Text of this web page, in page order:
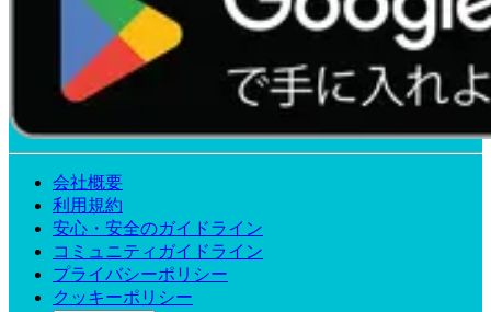
会社概要
利用規約
安心・安全のガイドライン
コミュニティガイドライン
プライバシーポリシー
クッキーポリシー